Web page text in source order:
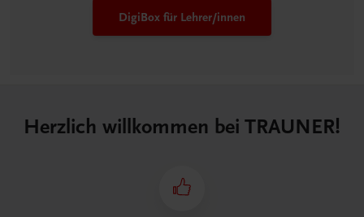
DigiBox für Lehrer/innen
Herzlich willkommen bei TRAUNER!